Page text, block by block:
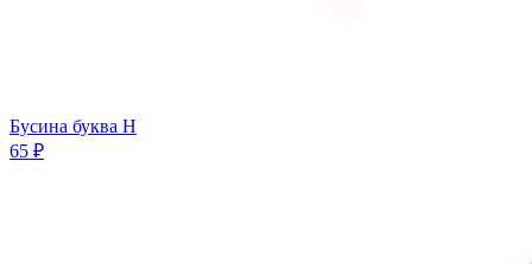
Бусина буква H
65 ₽